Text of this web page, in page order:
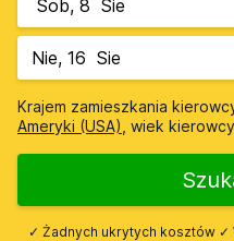
Krajem zamieszkania
Ameryki (USA) , wiek
✓ Żadnych ukrytych kosztów ✓